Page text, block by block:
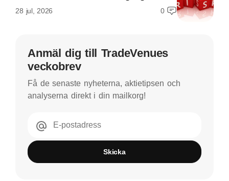
28 jul, 2026 0
Anmäl dig till TradeVenues
veckobrev
Få de senaste nyheterna, aktietipsen och
analyserna direkt i din mailkorg!
E-postadress
Skicka